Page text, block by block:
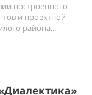
построенного
и проектной
района...